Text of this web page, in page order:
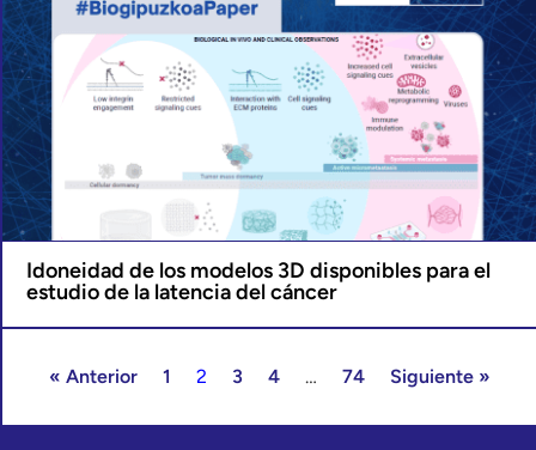
Idoneidad de los modelos 3D disponibles para el
estudio de la latencia del cáncer
« Anterior 1 2 3 4 … 74 Siguiente »